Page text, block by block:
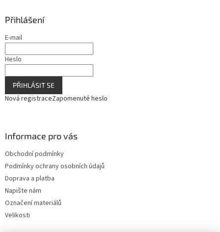
Přihlášení
E-mail
Heslo
PŘIHLÁSIT SE
Nová registraceZapomenuté heslo
Informace pro vás
Obchodní podmínky
Podmínky ochrany osobních údajů
Doprava a platba
Napište nám
Označení materiálů
Velikosti